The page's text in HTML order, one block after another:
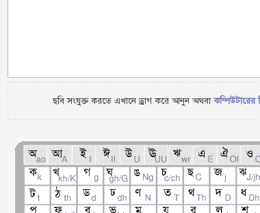
ছবি সংযুক্ত করতে এখানে ড্রাগ করে আনুন অথবাকম্পিউটারের